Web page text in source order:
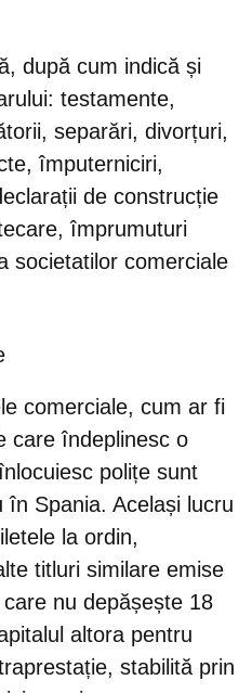
după cum indică și
testamente,
separări, divorțuri,
împuterniciri,
de construcție
împrumuturi
societatilor comerciale
comerciale, cum ar fi
care îndeplinesc o
polițe sunt
Spania. Același lucru
la ordin,
titluri similare emise
nu depășește 18
altora pentru
stabilită prin